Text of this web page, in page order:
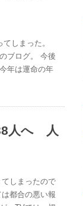
しまった。
ブログ。 今後
年は運命の年
人へ 人
しまったので
都合の悪い報